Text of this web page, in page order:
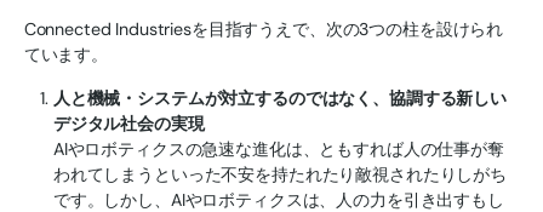
Connected Industriesを目指すうえで、次の3つの柱を設けられ
ています。
人と機械・システムが対立するのではなく、協調する新しい
デジタル社会の実現
AIやロボティクスの急速な進化は、ともすれば人の仕事が奪
われてしまうといった不安を持たれたり敵視されたりしがち
です。しかし、AIやロボティクスは、人の力を引き出すもし